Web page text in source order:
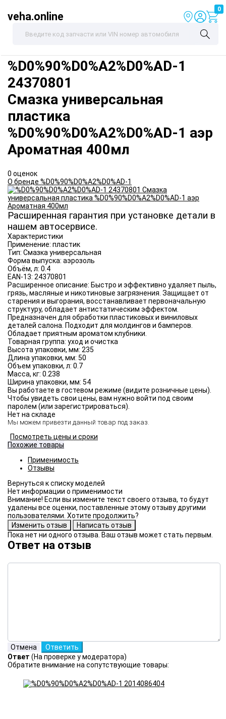
veha.online
0
%D0%90%D0%A2%D0%AD-1
24370801
Смазка универсальная
пластика
%D0%90%D0%A2%D0%AD-1 аэр
Ароматная 400мл
0 оценок
О бренде %D0%90%D0%A2%D0%AD-1
Расширенная гарантия при установке детали в
нашем автосервисе.
Характеристики
Применение: пластик
Тип: Смазка универсальная
Форма выпуска: аэрозоль
Объём, л: 0.4
EAN-13: 24370801
Расширенное описание: Быстро и эффективно удаляет пыль,
грязь, масляные и никотиновые загрязнения. Защищает от
старения и выгорания, восстанавливает первоначальную
структуру, обладает антистатическим эффектом.
Предназначен для обработки пластиковых и виниловых
деталей салона. Подходит для молдингов и бамперов.
Обладает приятным ароматом клубники.
Товарная группа: уход и очистка
Высота упаковки, мм: 235
Длина упаковки, мм: 50
Объем упаковки, л: 0.7
Масса, кг: 0.238
Ширина упаковки, мм: 54
Вы работаете в гостевом режиме (видите розничные цены).
Чтобы увидеть свои цены, вам нужно войти под своим
паролем (или зарегистрироваться).
Нет на складе
Мы можем привезти данный товар под заказ.
Посмотреть цены и сроки
Похожие товары
Применимость
Отзывы
Нет информации о применимости
Внимание! Если вы измените текст своего отзыва, то будут
удалены все оценки, поставленные этому отзыву другими
пользователями. Хотите продолжить?
Пока нет ни одного отзыва. Ваш отзыв может стать первым.
Ответ на отзыв
Ответ (На проверке у модератора)
Обратите внимание на сопутствующие товары: